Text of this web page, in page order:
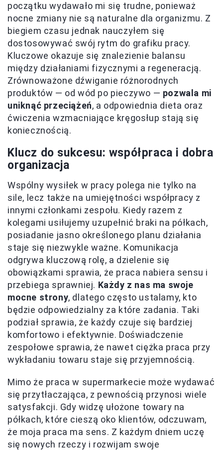
początku wydawało mi się trudne, ponieważ
nocne zmiany nie są naturalne dla organizmu. Z
biegiem czasu jednak nauczyłem się
dostosowywać swój rytm do grafiku pracy.
Kluczowe okazuje się znalezienie balansu
między działaniami fizycznymi a regeneracją.
Zrównoważone dźwiganie różnorodnych
produktów — od wód po pieczywo — pozwala mi
uniknąć przeciążeń, a odpowiednia dieta oraz
ćwiczenia wzmacniające kręgosłup stają się
koniecznością.
Klucz do sukcesu: współpraca i dobra
organizacja
Wspólny wysiłek w pracy polega nie tylko na
sile, lecz także na umiejętności współpracy z
innymi członkami zespołu. Kiedy razem z
kolegami usiłujemy uzupełnić braki na półkach,
posiadanie jasno określonego planu działania
staje się niezwykle ważne. Komunikacja
odgrywa kluczową rolę, a dzielenie się
obowiązkami sprawia, że praca nabiera sensu i
przebiega sprawniej. Każdy z nas ma swoje
mocne strony, dlatego często ustalamy, kto
będzie odpowiedzialny za które zadania. Taki
podział sprawia, że każdy czuje się bardziej
komfortowo i efektywnie. Doświadczenie
zespołowe sprawia, że nawet ciężka praca przy
wykładaniu towaru staje się przyjemnością.
Mimo że praca w supermarkecie może wydawać
się przytłaczająca, z pewnością przynosi wiele
satysfakcji. Gdy widzę ułożone towary na
półkach, które cieszą oko klientów, odczuwam,
że moja praca ma sens. Z każdym dniem uczę
się nowych rzeczy i rozwijam swoje